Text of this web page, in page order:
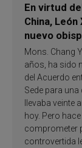
En virtud
China,
nuevo
Mons. Chang
años, ha sido
del Acuerdo
Sede para
llevaba
hoy. Pero
comprometer
controvertida